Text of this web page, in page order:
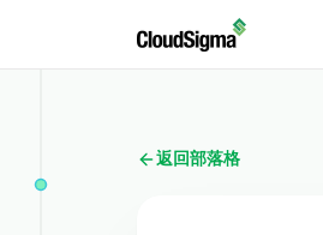
返回部落格